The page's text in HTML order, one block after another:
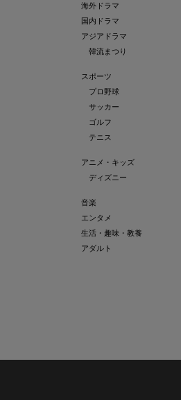
海外ドラマ
国内ドラマ
アジアドラマ
韓流まつり
スポーツ
プロ野球
サッカー
ゴルフ
テニス
アニメ・キッズ
ディズニー
音楽
エンタメ
生活・趣味・教養
アダルト